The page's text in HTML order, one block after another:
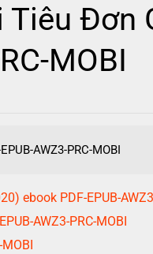
Đơn
MOBI
AWZ3-PRC-MOBI
ebook PDF-EPUB-
AWZ3-PRC-MOBI